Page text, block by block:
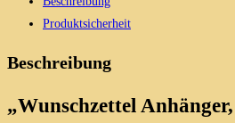
Stickdatei
Menge
Produktsicherheit
Beschreibung
„Wunschzettel